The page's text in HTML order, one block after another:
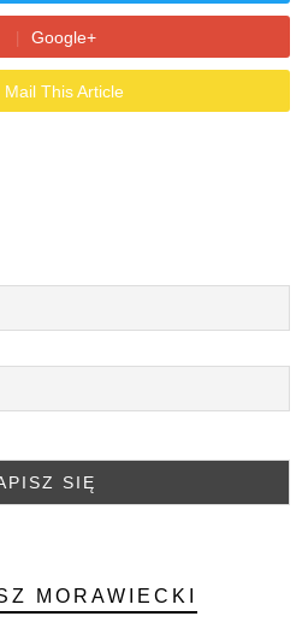
Google+
Mail This Article
MORAWIECKI